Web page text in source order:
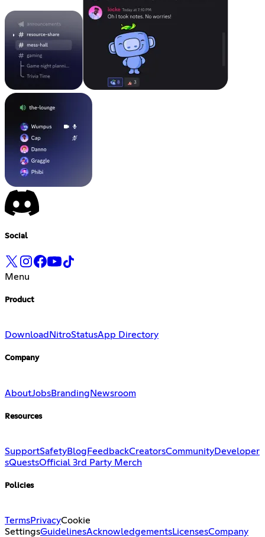
Social
Menu
Product
Download NitroStatusApp Directory
Company
AboutJobsBranding Newsroom
Resources
SupportSafetyBlog FeedbackCreatorsCommunityDeveloper
sQuestsOfficial 3rd Party Merch
Policies
TermsPrivacyCookie
SettingsGuidelinesAcknowledgementsLicensesCompany